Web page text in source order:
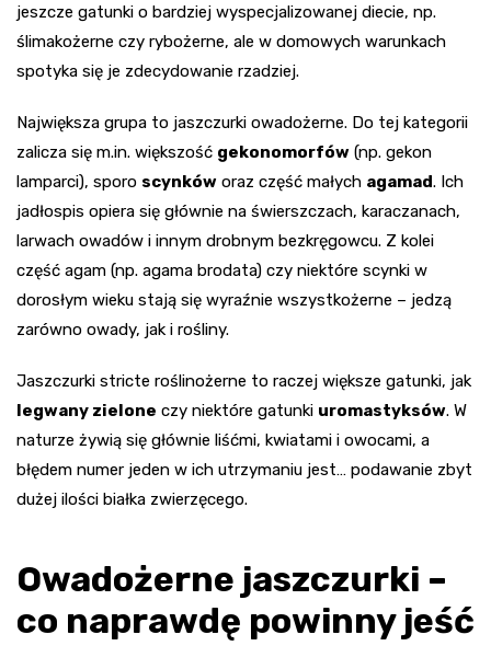
jeszcze gatunki o bardziej wyspecjalizowanej diecie, np.
ślimakożerne czy rybożerne, ale w domowych warunkach
spotyka się je zdecydowanie rzadziej.
Największa grupa to jaszczurki owadożerne. Do tej kategorii
zalicza się m.in. większość gekonomorfów (np. gekon
lamparci), sporo scynków oraz część małych agamad. Ich
jadłospis opiera się głównie na świerszczach, karaczanach,
larwach owadów i innym drobnym bezkręgowcu. Z kolei
część agam (np. agama brodata) czy niektóre scynki w
dorosłym wieku stają się wyraźnie wszystkożerne – jedzą
zarówno owady, jak i rośliny.
Jaszczurki stricte roślinożerne to raczej większe gatunki, jak
legwany zielone czy niektóre gatunki uromastyksów. W
naturze żywią się głównie liśćmi, kwiatami i owocami, a
błędem numer jeden w ich utrzymaniu jest… podawanie zbyt
dużej ilości białka zwierzęcego.
Owadożerne jaszczurki –
co naprawdę powinny jeść